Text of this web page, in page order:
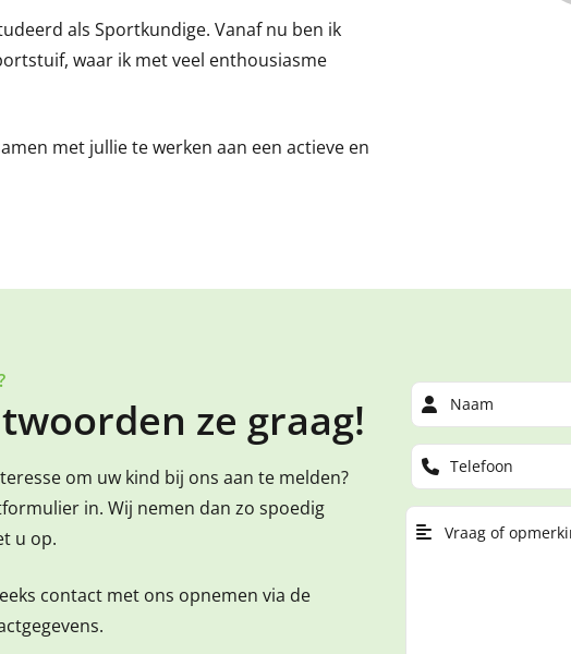
als Sportkundige. Vanaf nu ben ik
waar ik met veel enthousiasme
met jullie te werken aan een actieve en
ze graag!
om uw kind bij ons aan te melden?
in. Wij nemen dan zo spoedig
u op.
contact met ons opnemen via de